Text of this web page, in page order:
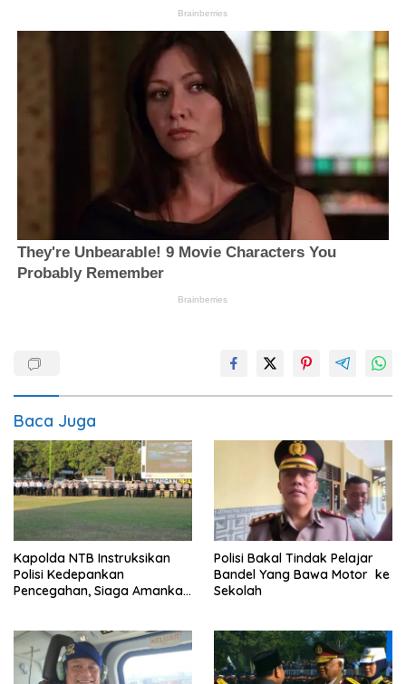
Baca Juga
Kapolda NTB Instruksikan
Polisi Kedepankan
Pencegahan, Siaga Amankan
Polisi Bakal Tindak Pelajar
Bandel Yang Bawa Motor ke
Sekolah